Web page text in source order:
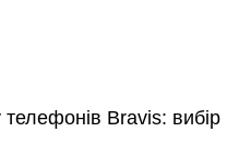
Bravis: вибір